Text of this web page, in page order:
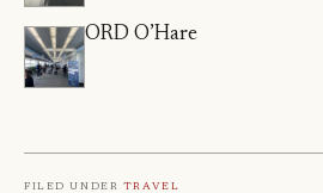
ORD O’Hare
Filed under Travel